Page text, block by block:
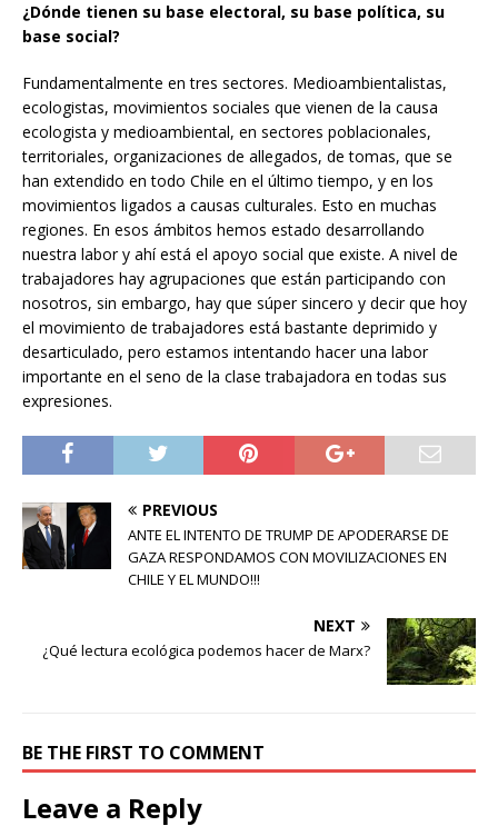
¿Dónde tienen su base electoral, su base política, su
base social?
Fundamentalmente en tres sectores. Medioambientalistas,
ecologistas, movimientos sociales que vienen de la causa
ecologista y medioambiental, en sectores poblacionales,
territoriales, organizaciones de allegados, de tomas, que se
han extendido en todo Chile en el último tiempo, y en los
movimientos ligados a causas culturales. Esto en muchas
regiones. En esos ámbitos hemos estado desarrollando
nuestra labor y ahí está el apoyo social que existe. A nivel de
trabajadores hay agrupaciones que están participando con
nosotros, sin embargo, hay que súper sincero y decir que hoy
el movimiento de trabajadores está bastante deprimido y
desarticulado, pero estamos intentando hacer una labor
importante en el seno de la clase trabajadora en todas sus
expresiones.
PREVIOUS
ANTE EL INTENTO DE TRUMP DE APODERARSE DE
GAZA RESPONDAMOS CON MOVILIZACIONES EN
CHILE Y EL MUNDO!!!
NEXT
¿Qué lectura ecológica podemos hacer de Marx?
BE THE FIRST TO COMMENT
Leave a Reply